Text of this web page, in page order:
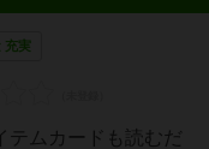
充実
テムカードも読むだ